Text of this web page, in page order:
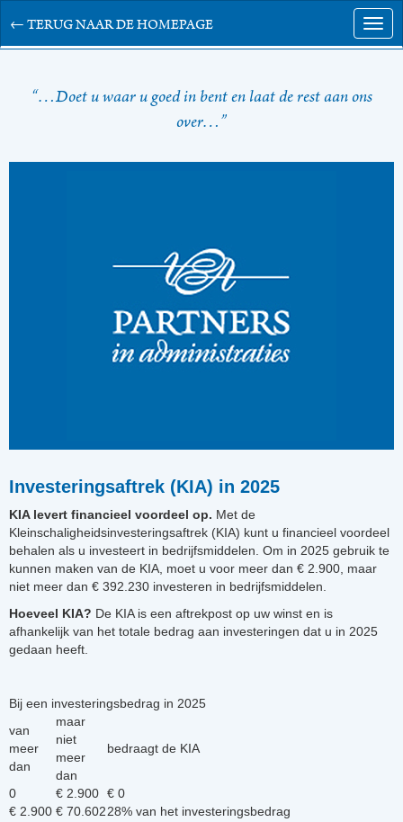
← TERUG NAAR DE HOMEPAGE
“…Doet u waar u goed in bent en laat de rest aan ons
over…”
Investeringsaftrek (KIA) in 2025
KIA levert financieel voordeel op. Met de
Kleinschaligheidsinvesteringsaftrek (KIA) kunt u financieel voordeel
behalen als u investeert in bedrijfsmiddelen. Om in 2025 gebruik te
kunnen maken van de KIA, moet u voor meer dan € 2.900, maar
niet meer dan € 392.230 investeren in bedrijfsmiddelen.
Hoeveel KIA? De KIA is een aftrekpost op uw winst en is
afhankelijk van het totale bedrag aan investeringen dat u in 2025
gedaan heeft.
Bij een investeringsbedrag in 2025
van
meer
dan
maar
niet
meer
dan
bedraagt de KIA
0 € 2.900 € 0
€ 2.900 € 70.60228% van het investeringsbedrag